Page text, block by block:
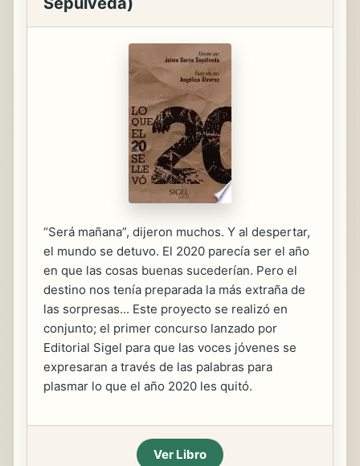
“Será mañana”, dijeron muchos. Y al despertar,
el mundo se detuvo. El 2020 parecía ser el año
en que las cosas buenas sucederían. Pero el
destino nos tenía preparada la más extraña de
las sorpresas... Este proyecto se realizó en
conjunto; el primer concurso lanzado por
Editorial Sigel para que las voces jóvenes se
expresaran a través de las palabras para
plasmar lo que el año 2020 les quitó.
Ver Libro